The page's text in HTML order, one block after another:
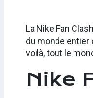
La Nike Fan
du monde entier
voilà, tout le
Nike